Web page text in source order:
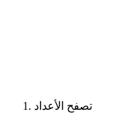
تصفح الأعداد